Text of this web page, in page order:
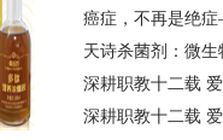
癌症，不再是绝
天诗杀菌剂：微
深耕职教十二载
深耕职教十二载